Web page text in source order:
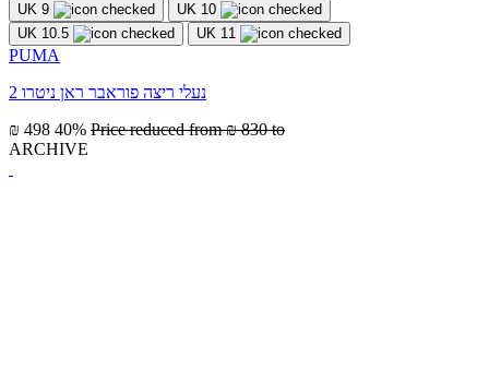
UK 9
UK 10
UK 10.5
UK 11
PUMA
נעלי ריצה פוראבר ראן ניטרו 2
₪ 498 40% Price reduced from₪ 830 to
ARCHIVE